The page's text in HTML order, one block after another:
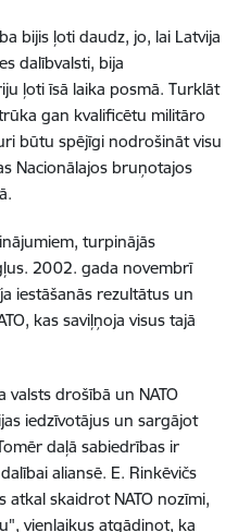
bijis ļoti daudz, jo, lai Latvija
dalībvalsti, bija
ļoti īsā laika posmā. Turklāt
gan kvalificētu militāro
būtu spējīgi nodrošināt visu
Nacionālajos bruņotajos
turpinājās
2002. gada novembrī
iestāšanās rezultātus un
kas saviļņoja visus tajā
valsts drošībā un NATO
iedzīvotājus un sargājot
daļā sabiedrības ir
aliansē. E. Rinkēvičs
atkal skaidrot NATO nozīmi,
vienlaikus atgādinot, ka